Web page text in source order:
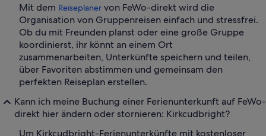
Mit dem Reiseplaner von FeWo-direkt wird die
Organisation von Gruppenreisen einfach und stressfrei.
Ob du mit Freunden planst oder eine große Gruppe
koordinierst, ihr könnt an einem Ort
zusammenarbeiten, Unterkünfte speichern und teilen,
über Favoriten abstimmen und gemeinsam den
perfekten Reiseplan erstellen.
Kann ich meine Buchung einer Ferienunterkunft auf FeWo-
direkt hier ändern oder stornieren: Kirkcudbright?
Um Kirkcudbright-Ferienunterkünfte mit kostenloser